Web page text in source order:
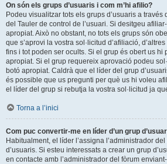
On són els grups d’usuaris i com m’hi afilio?
Podeu visualitzar tots els grups d’usuaris a través
del Tauler de control de l’usuari. Si desitgeu
apropiat. Això no obstant, no tots els grups són
que s’aprovi la vostra sol·licitud d’afiliació,
fins i tot poden ser ocults. Si el grup és obert us hi
apropiat. Si el grup requereix aprovació podeu
botó apropiat. Caldrà que el líder del grup
és possible que us pregunti per què us hi voleu
el líder del grup si rebutja la vostra sol·licitud ja
Torna a l’inici
Com puc convertir-me en líder d’un grup
Habitualment, el líder l’assigna l’administrador
d’usuaris. Si esteu interessats a crear un grup
en contacte amb l’administrador del fòrum